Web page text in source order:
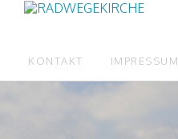
KONTAKT IMPRESSUM